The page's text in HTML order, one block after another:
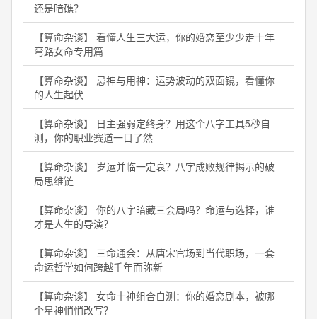
还是暗礁？
【算命杂谈】 看懂人生三大运，你的婚恋至少少走十年
弯路女命专用篇
【算命杂谈】 忌神与用神：运势波动的双面镜，看懂你
的人生起伏
【算命杂谈】 日主强弱定终身？用这个八字工具5秒自
测，你的职业赛道一目了然
【算命杂谈】 岁运并临一定衰？八字成败规律揭示的破
局思维链
【算命杂谈】 你的八字暗藏三会局吗？命运与选择，谁
才是人生的导演？
【算命杂谈】 三命通会：从唐宋官场到当代职场，一套
命运哲学如何跨越千年而弥新
【算命杂谈】 女命十神组合自测：你的婚恋剧本，被哪
个星神悄悄改写？